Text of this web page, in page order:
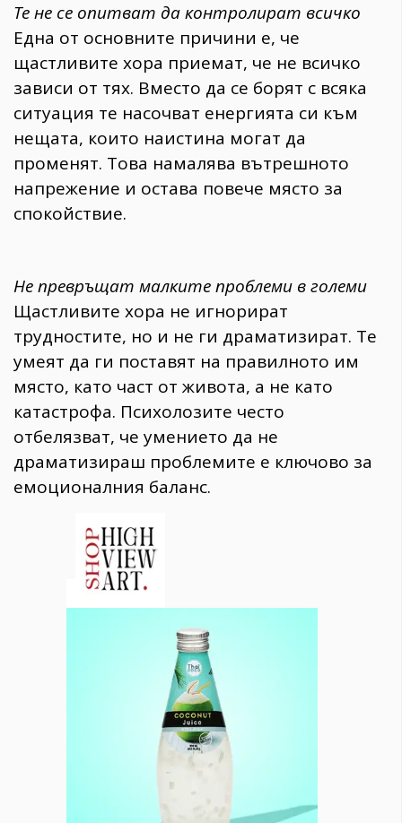
Те не се опитват да контролират всичко
Една от основните причини е, че
щастливите хора приемат, че не всичко
зависи от тях. Вместо да се борят с всяка
ситуация те насочват енергията си към
нещата, които наистина могат да
променят. Това намалява вътрешното
напрежение и остава повече място за
спокойствие.
Не превръщат малките проблеми в големи
Щастливите хора не игнорират
трудностите, но и не ги драматизират. Те
умеят да ги поставят на правилното им
място, като част от живота, а не като
катастрофа. Психолозите често
отбелязват, че умението да не
драматизираш проблемите е ключово за
емоционалния баланс.